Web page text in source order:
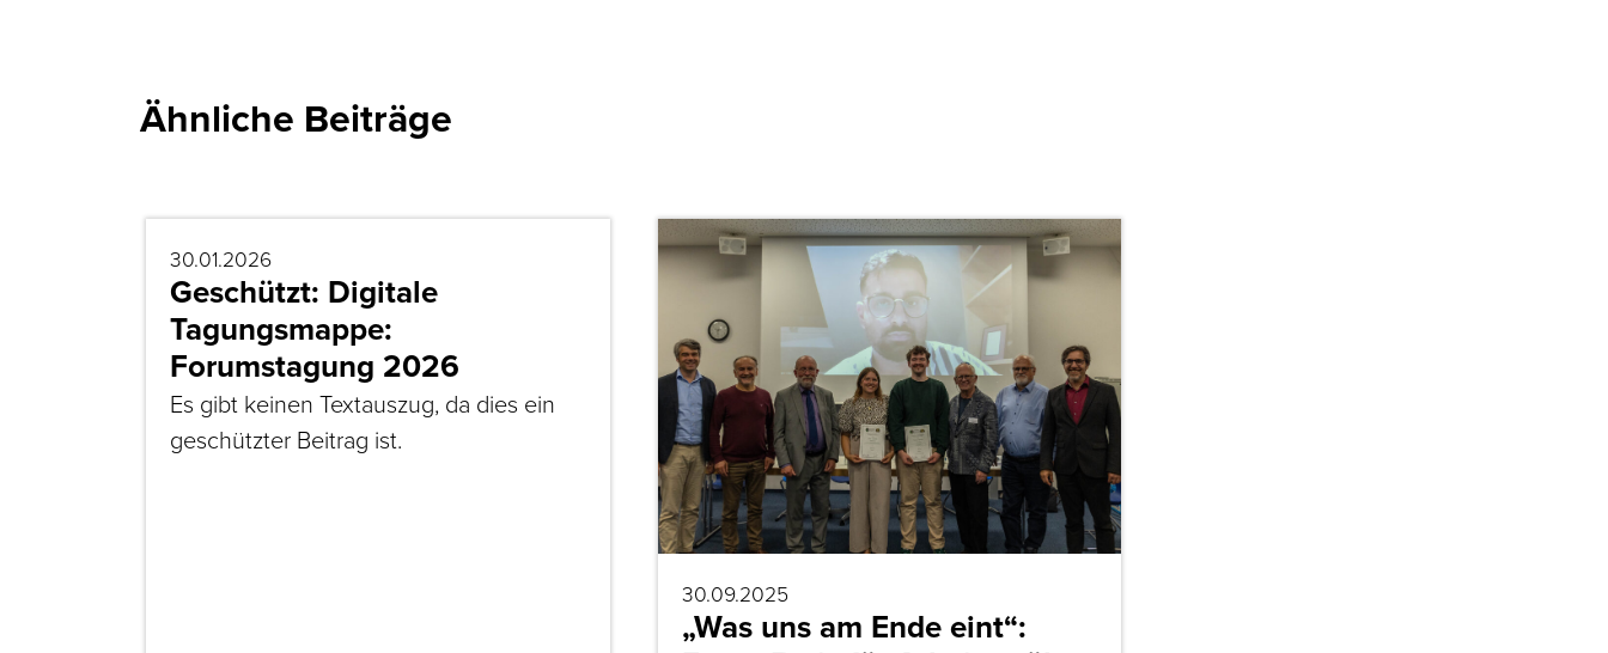
Ähnliche Beiträge
30.01.2026
Geschützt: Digitale
Tagungsmappe:
Forumstagung 2026
Es gibt keinen Textauszug, da dies ein
geschützter Beitrag ist.
30.09.2025
„Was uns am Ende eint“: